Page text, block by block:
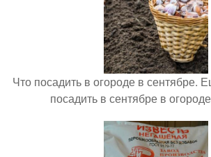
Что посадить в огороде в сентябре.
посадить в сентябре в